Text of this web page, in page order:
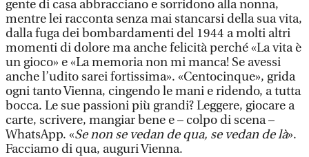
gente di casa abbracciano e sorridono alla nonna,
mentre lei racconta senza mai stancarsi della sua vita,
dalla fuga dei bombardamenti del 1944 a molti altri
momenti di dolore ma anche felicità perché «La vita è
un gioco» e «La memoria non mi manca! Se avessi
anche l’udito sarei fortissima». «Centocinque», grida
ogni tanto Vienna, cingendo le mani e ridendo, a tutta
bocca. Le sue passioni più grandi? Leggere, giocare a
carte, scrivere, mangiar bene e – colpo di scena –
WhatsApp. «Se non se vedan de qua, se vedan de là».
Facciamo di qua, auguri Vienna.